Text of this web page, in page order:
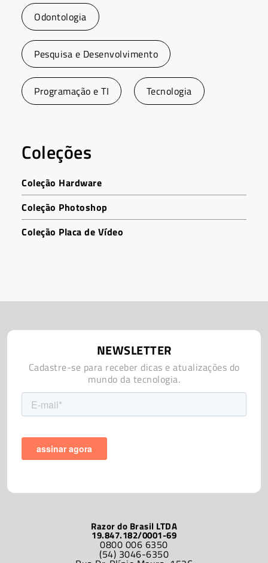
Odontologia
Pesquisa e Desenvolvimento
Programação e TI Tecnologia
Coleções
Coleção Hardware
Coleção Photoshop
Coleção Placa de Vídeo
Razor do Brasil LTDA
19.847.182/0001-69
0800 006 6350
(54) 3046-6350
NEWSLETTER
Cadastre-se para receber dicas e atualizações do
mundo da tecnologia.